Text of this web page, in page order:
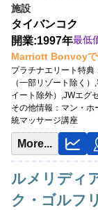
施設
タイバンコク
開業:1997年最低
Marriott Bonvoyで
プラチナエリート特典
（一部リゾート除く
イート除外）,JWエグ
その他情報： マン・ホ
統マッサージ講座
More...
ルメリディ
ク・ゴルフ